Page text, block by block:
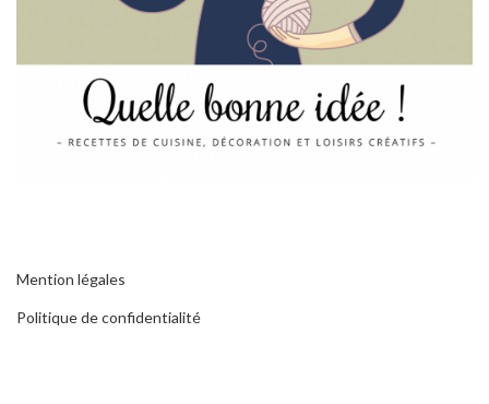
Mention légales
Politique de confidentialité